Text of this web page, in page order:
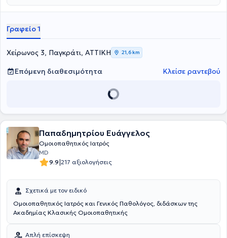
Κέντρο Υγείας Μαρκόπουλου. Η γιατρός προσφέρει εξατομικευμένη
Στο ιδιωτικό της ιατρείο αντιμετωπίζει παθήσεις,όπως αλλεργικές
παθήσεις, δυσκοιλιότητα, δυσμηνόροια, πολυκυστικές ωοθήκες,
ψωρίαση.
Γραφείο 1
Χείρωνος 3, Παγκράτι, ΑΤΤΙΚΗ 21,6 km
Επόμενη διαθεσιμότητα Κλείσε ραντεβού
Παπαδημητρίου Ευάγγελος
Ομοιοπαθητικός Ιατρός
MD
9.9|217 αξιολογήσεις
Σχετικά με τον ειδικό
Ομοιοπαθητικός Ιατρός και Γενικός Παθολόγος, διδάσκων της
Ακαδημίας Κλασικής Ομοιοπαθητικής
Απλή επίσκεψη